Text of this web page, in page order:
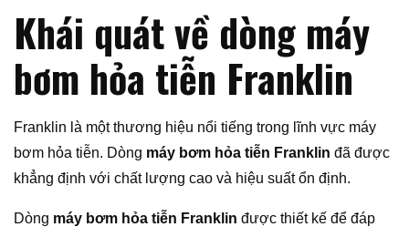
Khái quát về dòng máy
bơm hỏa tiễn Franklin
Franklin là một thương hiệu nổi tiếng trong lĩnh vực máy
bơm hỏa tiễn. Dòng máy bơm hỏa tiễn Franklin đã được
khẳng định với chất lượng cao và hiệu suất ổn định.
Dòng máy bơm hỏa tiễn Franklin được thiết kế để đáp